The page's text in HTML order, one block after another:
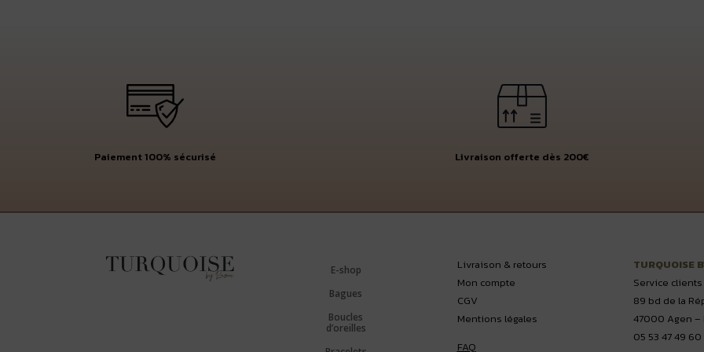
Paiement 100% sécurisé Livraison offerte dès 200€
E-shop
Bagues
Boucles
d’oreilles
Livraison & retours
Mon compte
CGV
Mentions légales
FAQ
TURQUOISE
Service clients
89 bd de la
47000 Agen –
05 53 47 49 60